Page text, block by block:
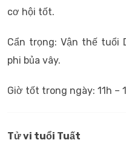
cơ hội tốt.
Cẩn trọng: Vận thế tuổi
phi bủa vây.
Giờ tốt trong ngày: 11h –
Tử vi tuổi Tuất